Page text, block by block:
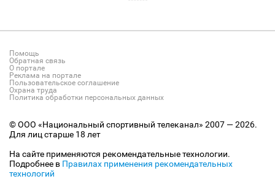
Помощь
Обратная связь
О портале
Реклама на портале
Пользовательское соглашение
Охрана труда
Политика обработки персональных данных
© ООО «Национальный спортивный телеканал» 2007 — 2026.
Для лиц старше 18 лет
На сайте применяются рекомендательные технологии.
Подробнее в Правилах применения рекомендательных
технологий